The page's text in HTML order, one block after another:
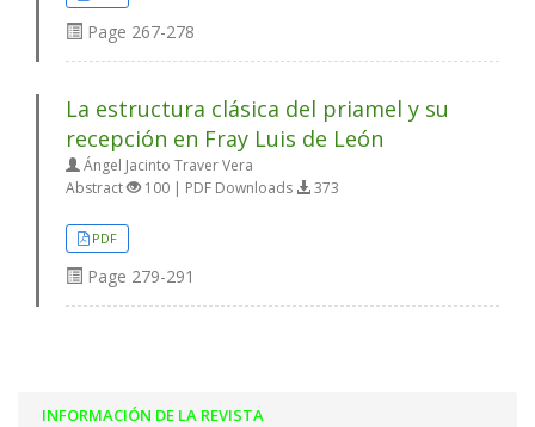
Page 267-278
La estructura clásica del priamel y su
recepción en Fray Luis de León
Ángel Jacinto Traver Vera
Abstract
100 | PDF Downloads 373
PDF
Page 279-291
INFORMACIÓN DE LA REVISTA